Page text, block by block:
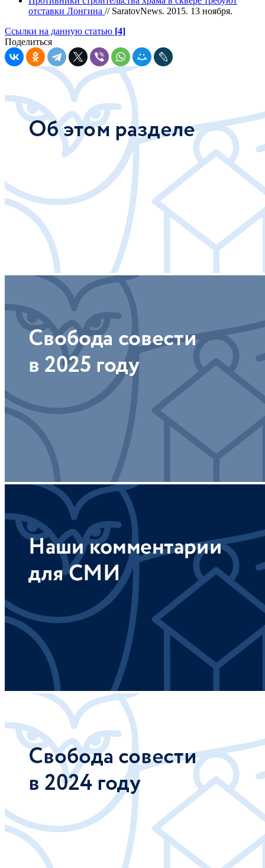
отставки Лонгина // SaratovNews. 2015. 13 ноября.
Ссылки на данную статью [4]
Поделиться